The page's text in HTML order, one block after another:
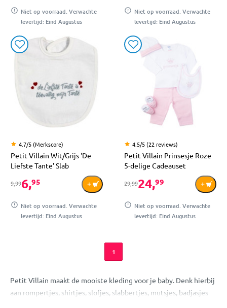
Niet op voorraad. Verwachte
levertijd: Eind Augustus
Niet op voorraad. Verwachte
levertijd: Eind Augustus
4.7/5 (Merkscore)
Petit Villain Wit/Grijs 'De
Liefste Tante' Slab
9,996,95
Niet op voorraad. Verwachte
levertijd: Eind Augustus
4.5/5 (22 reviews)
Petit Villain Prinsesje Roze
5-delige Cadeauset
29,9924,99
Niet op voorraad. Verwachte
levertijd: Eind Augustus
1
Petit Villain maakt de mooiste kleding voor je baby. Denk hierbij
aan rompertjes, shirtjes, slofjes, slabbertjes, mutsjes, badjasjes